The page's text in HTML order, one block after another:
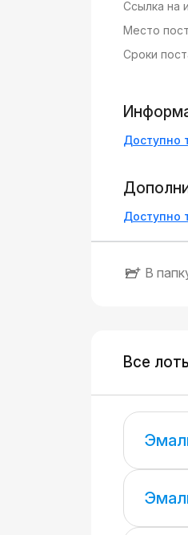
Ссылка на
Место
Сроки
Доступно
Доступно
В
Все